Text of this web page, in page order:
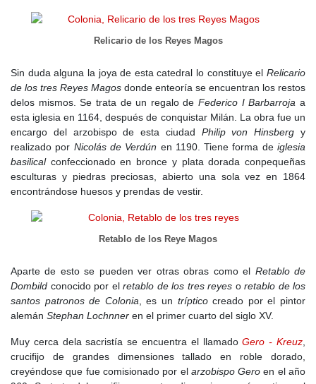
Relicario de los Reyes Magos
Sin duda alguna la joya de esta catedral lo constituye el Relicario
de los tres Reyes Magos donde enteoría se encuentran los restos
delos mismos. Se trata de un regalo deFederico I Barbarroja a
esta iglesia en 1164, después de conquistar Milán. La obra fue un
encargo del arzobispo de esta ciudad Philip von Hinsberg y
realizado por Nicolás de Verdún en 1190. Tiene forma deiglesia
basilicalconfeccionado en bronce y plata dorada conpequeñas
esculturas y piedras preciosas, abierto una sola vez en 1864
encontrándose huesos y prendas de vestir.
Retablo de los Reye Magos
Aparte de esto se pueden ver otras obras como el Retablo de
Dombild conocido por el retablo de los tres reyes o retablo de los
santos patronos de Colonia, es un trípticocreado por el pintor
alemán Stephan Lochnner en el primer cuarto del siglo XV.
Muy cerca dela sacristía se encuentra el llamadoGero - Kreuz,
crucifijo de grandes dimensiones tallado en roble dorado,
creyéndose que fue comisionado por el arzobispo Gero en el año